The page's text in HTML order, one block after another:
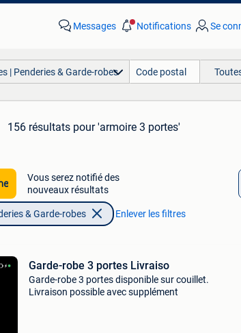
Messages Notifications Se
| Penderies & Garde-robes
156 résultats pour 'armoire 3 portes'
Vous serez notifié des
nouveaux résultats
& Garde-robes Enlever les filtres
Garde-robe 3 portes Livraiso
Garde-robe 3 portes disponible sur couillet.
Livraison possible avec supplément